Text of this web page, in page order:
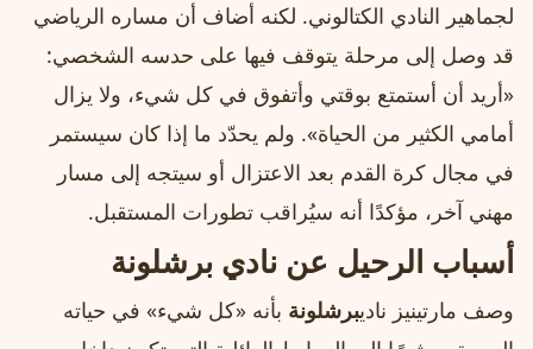
لجماهير النادي الكتالوني. لكنه أضاف أن مساره الرياضي
قد وصل إلى مرحلة يتوقف فيها على حدسه الشخصي:
«أريد أن أستمتع بوقتي وأتفوق في كل شيء، ولا يزال
أمامي الكثير من الحياة». ولم يحدّد ما إذا كان سيستمر
في مجال كرة القدم بعد الاعتزال أو سيتجه إلى مسار
مهني آخر، مؤكدًا أنه سيُراقب تطورات المستقبل.
أسباب الرحيل عن نادي برشلونة
وصف مارتينيز ناديبرشلونة بأنه «كل شيء» في حياته